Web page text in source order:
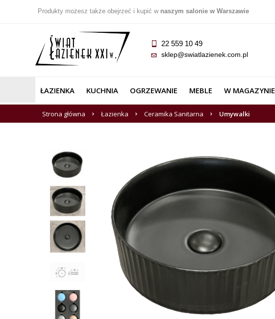
Produkty możesz także obejrzeć i kupić w naszym salonie w Warszawie
22 559 10 49
sklep@swiatlazienek.com.pl
ŁAZIENKA KUCHNIA OGRZEWANIE MEBLE W MAGAZYNIE
Strona główna Łazienka Ceramika Sanitarna Umywalki